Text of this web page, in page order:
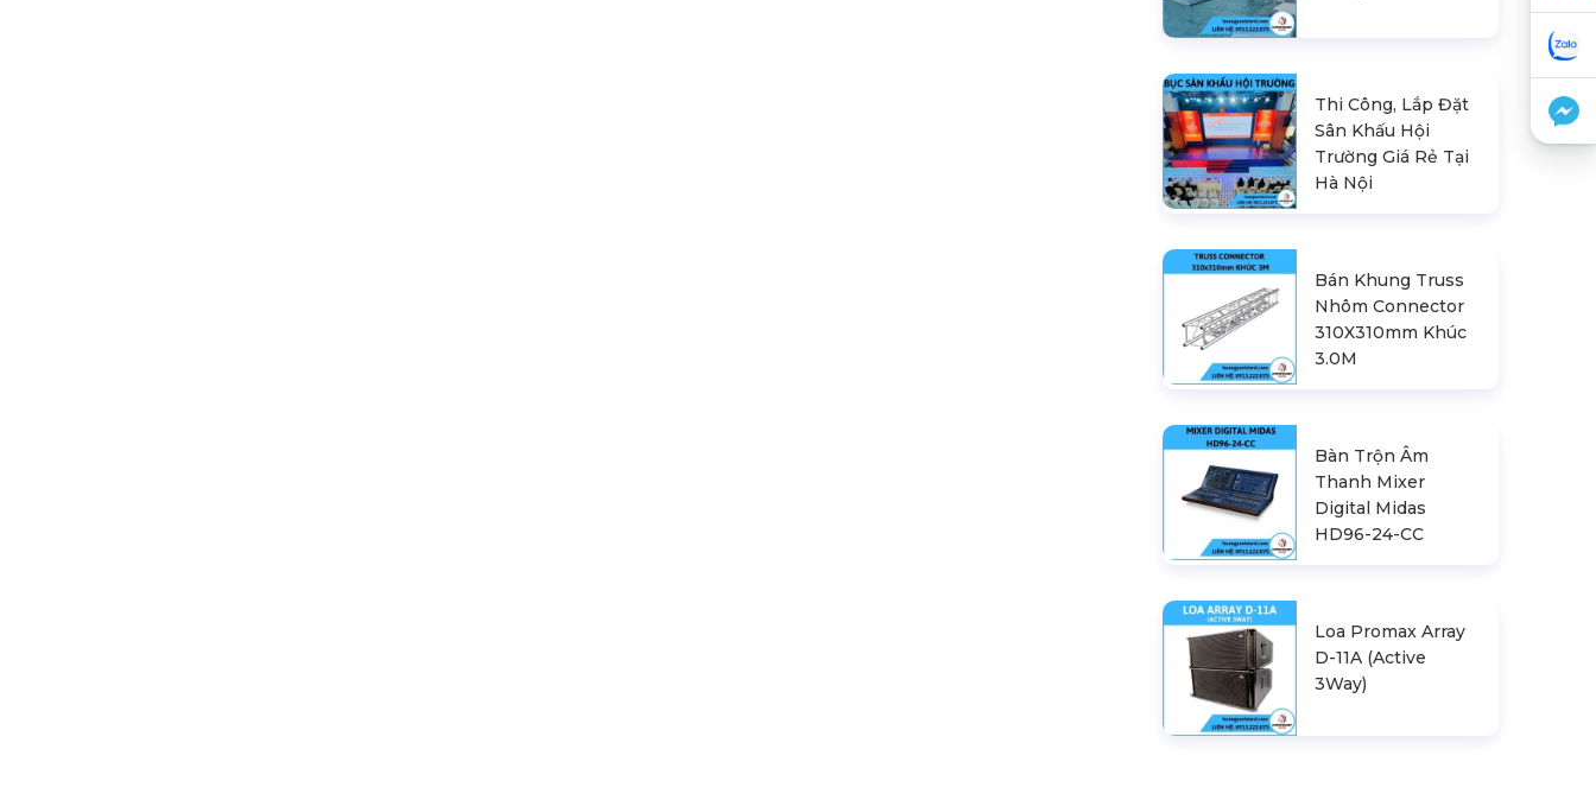
Thi Công, Lắp Đặt
Sân Khấu Hội
Trường Giá Rẻ Tại
Hà Nội
Bán Khung Truss
Nhôm Connector
310X310mm Khúc
3.0M
Bàn Trộn Âm
Thanh Mixer
Digital Midas
HD96-24-CC
Loa Promax Array
D-11A (Active
3Way)